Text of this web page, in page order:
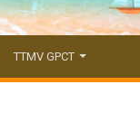
TTMV GPCT